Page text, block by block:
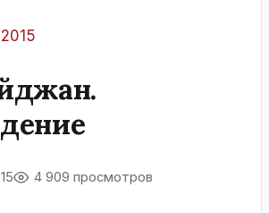
4 909 просмотров